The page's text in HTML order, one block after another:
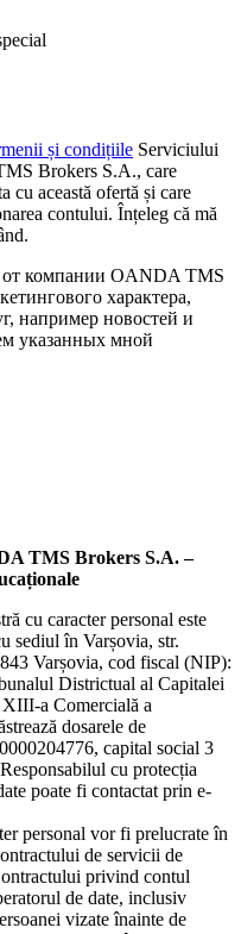
și condițiile Serviciului
Brokers S.A., care
cu această ofertă și care
contului. Înțeleg că mă
от компании OANDA TMS
характера,
например новостей и
указанных мной
TMS Brokers S.A. –
cu caracter personal este
în Varșovia, str.
Varșovia, cod fiscal (NIP):
Districtual al Capitalei
a Comercială a
dosarele de
capital social 3
cu protecția
poate fi contactat prin e-
personal vor fi prelucrate în
de servicii de
privind contul
de date, inclusiv
vizate înainte de